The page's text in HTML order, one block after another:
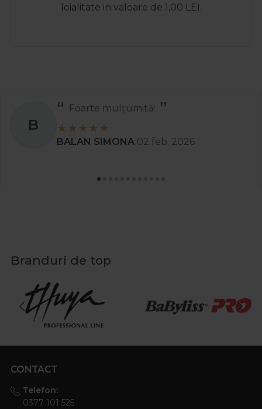
loialitate in valoare de 1,00 LEI.
B
Foarte mulțumită!
BALAN SIMONA 02 feb. 2026
Branduri de top
CONTACT
Telefon:
0377 101 525